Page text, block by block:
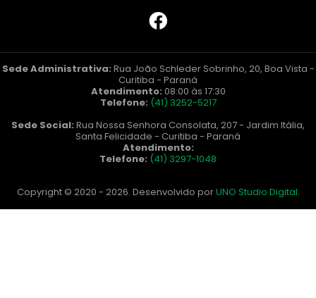
Sede Administrativa: Rua João Schleder Sobrinho, 20, Boa Vista -
Curitiba - Paraná
Atendimento: 08:00 às 17:30
Telefone: (41) 3252-5217
Sede Social: Rua Nossa Senhora Consolata, 207 - Jardim Itália,
Santa Felicidade - Curitiba - Paraná
Atendimento:
Telefone: (41) 3297-1048
Copyright © 2020 - 2026. Desenvolvido porUNO Studio Digital.